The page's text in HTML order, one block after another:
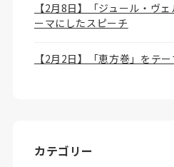
【2月8日】「ジュール・ヴ
ーマにしたスピーチ
【2月2日】「恵方巻」をテ
カテゴリー